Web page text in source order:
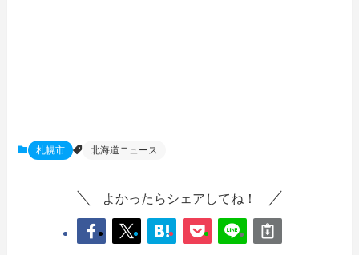
札幌市 北海道ニュース
よかったらシェアしてね！